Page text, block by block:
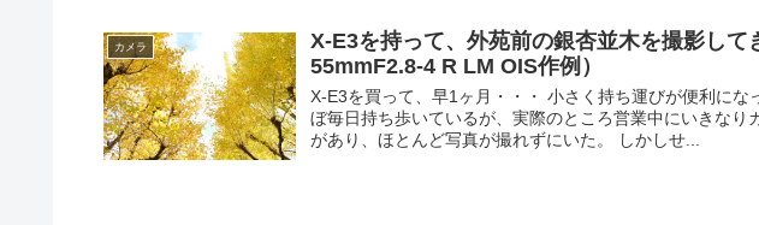
カメラ
X-E3を持って、外苑前の銀杏並木を撮影して
55mmF2.8-4 R LM OIS作例）
X-E3を買って、早1ヶ月・・・ 小さく持ち運びが便利にな
ぼ毎日持ち歩いているが、実際のところ営業中にいきなり
があり、ほとんど写真が撮れずにいた。 しかしせ...